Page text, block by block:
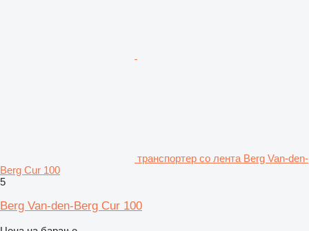
транспортер со лента Berg Van-den-
Berg Cur 100
5
Berg Van-den-Berg Cur 100